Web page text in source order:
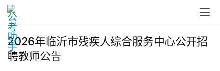
2026年临沂市残疾人综合服务中心公开招
聘教师公告